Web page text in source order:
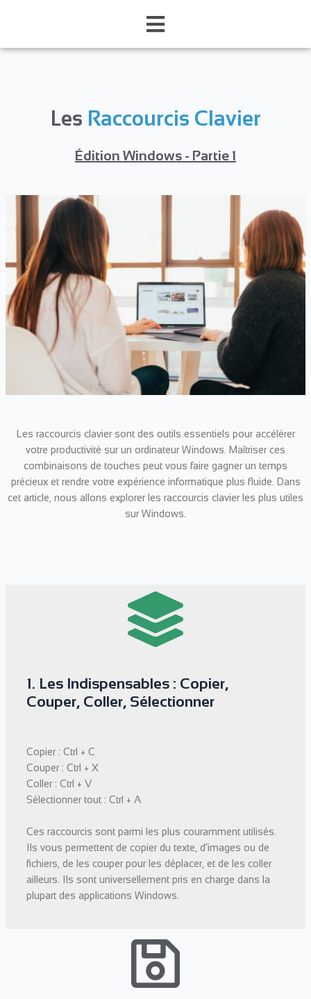
Les Raccourcis Clavier
Édition Windows - Partie 1
Les raccourcis clavier sont des outils essentiels pour accélérer
votre productivité sur un ordinateur Windows. Maîtriser ces
combinaisons de touches peut vous faire gagner un temps
précieux et rendre votre expérience informatique plus fluide. Dans
cet article, nous allons explorer les raccourcis clavier les plus utiles
sur Windows.
1. Les Indispensables : Copier,
Couper, Coller, Sélectionner
Copier : Ctrl + C
Couper : Ctrl + X
Coller : Ctrl + V
Sélectionner tout : Ctrl + A
Ces raccourcis sont parmi les plus couramment utilisés.
Ils vous permettent de copier du texte, d’images ou de
fichiers, de les couper pour les déplacer, et de les coller
ailleurs. Ils sont universellement pris en charge dans la
plupart des applications Windows.